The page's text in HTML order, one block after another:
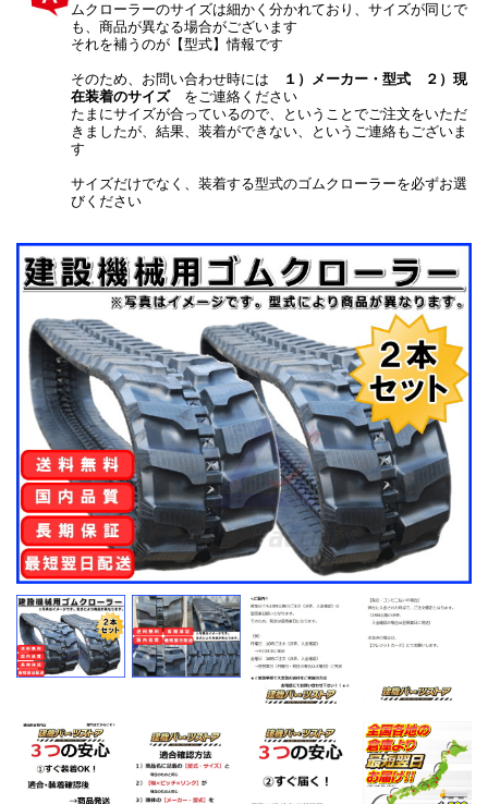
ムクローラーのサイズは細かく分かれており、サイズが同じで
も、商品が異なる場合がございます
それを補うのが【型式】情報です
そのため、お問い合わせ時には
１）メーカー・型式 ２）現
在装着のサイズをご連絡ください
たまにサイズが合っているので、ということでご注文をいただ
きましたが、結果、装着ができない、というご連絡もございま
す
サイズだけでなく、装着する型式のゴムクローラーを必ずお選
びください